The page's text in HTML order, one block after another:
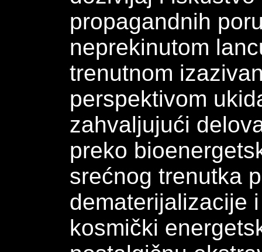
propagandnih
neprekinutom
trenutnom
perspektivom
zahvaljujući
preko
srećnog trenutka
dematerijalizacije
kosmički